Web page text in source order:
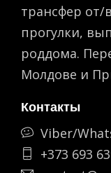
трансфер от/
прогулки,
роддома.
Молдове и
Контакты
Viber/
+373 693